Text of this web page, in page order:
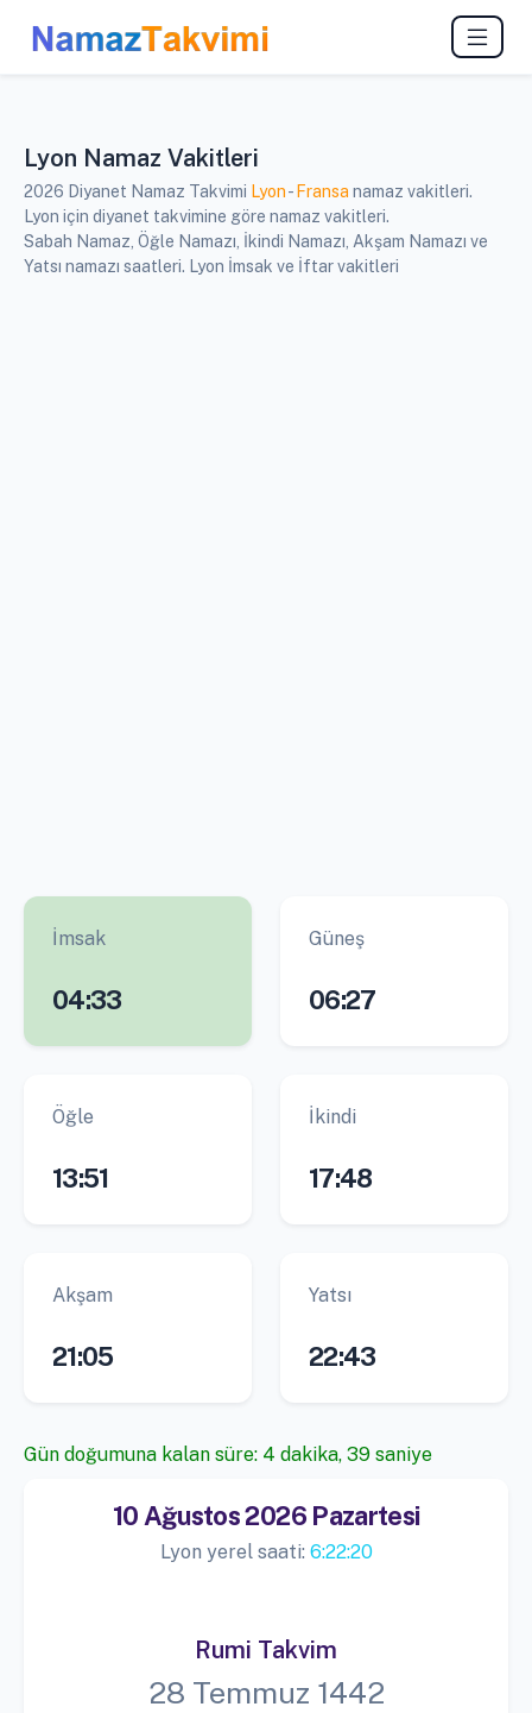
Lyon Namaz Vakitleri
2026 Diyanet Namaz Takvimi Lyon- Fransa namaz vakitleri.
Lyon için diyanet takvimine göre namaz vakitleri.
Sabah Namaz, Öğle Namazı, İkindi Namazı, Akşam Namazı ve
Yatsı namazı saatleri. Lyon İmsak ve İftar vakitleri
İmsak
04:33
Güneş
06:27
Öğle
13:51
İkindi
17:48
Akşam
21:05
Yatsı
22:43
Gün doğumuna kalan süre: 4 dakika, 38 saniye
10 Ağustos 2026 Pazartesi
Lyon yerel saati:6:22:21
Rumi Takvim
28 Temmuz 1442